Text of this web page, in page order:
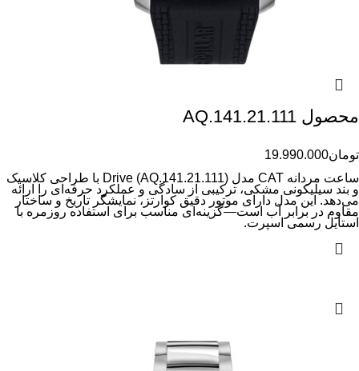
محصول AQ.141.21.111
تومان19.990.000
ساعت مردانه CAT مدل Drive (AQ.141.21.111) با طراحی کلاسیک
و بند سیلیکونی مشکی، ترکیبی از سادگی و عملکرد حرفه‌ای را ارائه
می‌دهد. این مدل دارای موتور دقیق کوارتز، نمایشگر تاریخ و ساختار
مقاوم در برابر آب است—گزینه‌ای مناسب برای استفاده روزمره با
استایل رسمی اسپرت.